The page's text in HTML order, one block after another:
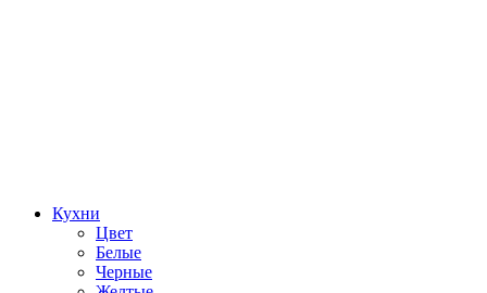
Кухни
Цвет
Белые
Черные